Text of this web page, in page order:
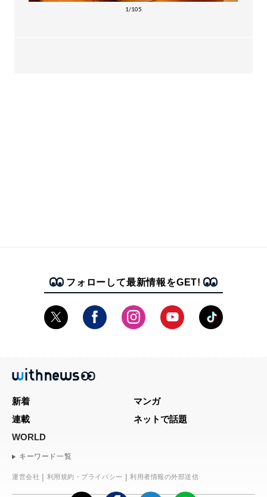
1/105
フォローして最新情報をGET!
新着
マンガ
連載
ネットで話題
WORLD
キーワード一覧
運営会社 利用規約・プライバシー 利用者情報の外部送信